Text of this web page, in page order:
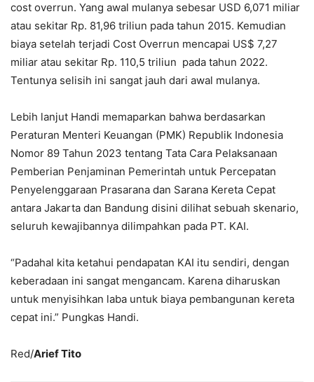
cost overrun. Yang awal mulanya sebesar USD 6,071 miliar
atau sekitar Rp. 81,96 triliun pada tahun 2015. Kemudian
biaya setelah terjadi Cost Overrun mencapai US$ 7,27
miliar atau sekitar Rp. 110,5 triliun pada tahun 2022.
Tentunya selisih ini sangat jauh dari awal mulanya.
Lebih lanjut Handi memaparkan bahwa berdasarkan
Peraturan Menteri Keuangan (PMK) Republik Indonesia
Nomor 89 Tahun 2023 tentang Tata Cara Pelaksanaan
Pemberian Penjaminan Pemerintah untuk Percepatan
Penyelenggaraan Prasarana dan Sarana Kereta Cepat
antara Jakarta dan Bandung disini dilihat sebuah skenario,
seluruh kewajibannya dilimpahkan pada PT. KAI.
“Padahal kita ketahui pendapatan KAI itu sendiri, dengan
keberadaan ini sangat mengancam. Karena diharuskan
untuk menyisihkan laba untuk biaya pembangunan kereta
cepat ini.” Pungkas Handi.
Red/Arief Tito